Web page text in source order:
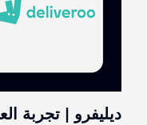
ديليفرو | تجربة